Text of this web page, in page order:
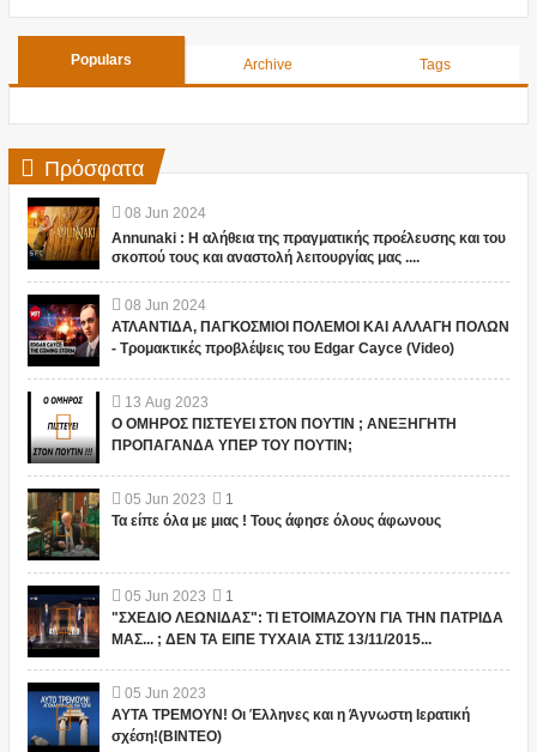
Populars Archive Tags
Πρόσφατα
08 Jun 2024
Annunaki : Η αλήθεια της πραγματικής προέλευσης και του
σκοπού τους και αναστολή λειτουργίας μας ....
08 Jun 2024
ΑΤΛΑΝΤΙΔΑ, ΠΑΓΚΟΣΜΙΟΙ ΠΟΛΕΜΟΙ ΚΑΙ ΑΛΛΑΓΗ ΠΟΛΩΝ
- Τρομακτικές προβλέψεις του Edgar Cayce (Video)
13 Aug 2023
Ο ΟΜΗΡΟΣ ΠΙΣΤΕΥΕΙ ΣΤΟΝ ΠΟΥΤΙΝ ; ΑΝΕΞΗΓΗΤΗ
ΠΡΟΠΑΓΑΝΔΑ ΥΠΕΡ ΤΟΥ ΠΟΥΤΙΝ;
05 Jun 2023
1
Τα είπε όλα με μιας ! Τους άφησε όλους άφωνους
05 Jun 2023
1
"ΣΧΕΔΙΟ ΛΕΩΝΙΔΑΣ": ΤΙ ΕΤΟΙΜΑΖΟΥΝ ΓΙΑ ΤΗΝ ΠΑΤΡΙΔΑ
ΜΑΣ... ; ΔΕΝ ΤΑ ΕΙΠΕ ΤΥΧΑΙΑ ΣΤΙΣ 13/11/2015...
05 Jun 2023
ΑΥΤΑ ΤΡΕΜΟΥΝ! Οι Έλληνες και η Άγνωστη Ιερατική
σχέση!(ΒΙΝΤΕΟ)